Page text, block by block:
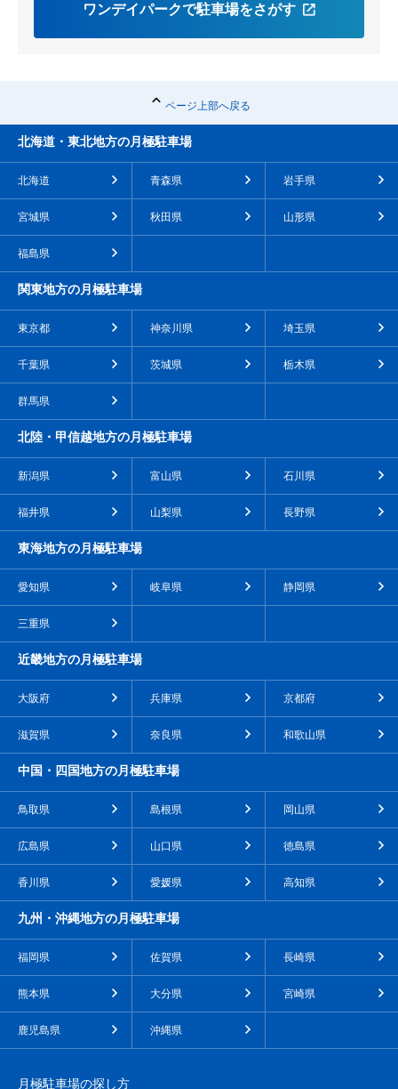
ワンデイパークで駐車場をさがす
ページ上部へ戻る
北海道・東北地方の月極駐車場
北海道 青森県 岩手県
宮城県 秋田県 山形県
福島県
関東地方の月極駐車場
東京都 神奈川県 埼玉県
千葉県 茨城県 栃木県
群馬県
北陸・甲信越地方の月極駐車場
新潟県 富山県 石川県
福井県 山梨県 長野県
東海地方の月極駐車場
愛知県 岐阜県 静岡県
三重県
近畿地方の月極駐車場
大阪府 兵庫県 京都府
滋賀県 奈良県 和歌山県
中国・四国地方の月極駐車場
鳥取県 島根県 岡山県
広島県 山口県 徳島県
香川県 愛媛県 高知県
九州・沖縄地方の月極駐車場
福岡県 佐賀県 長崎県
熊本県 大分県 宮崎県
鹿児島県 沖縄県
月極駐車場の探し方